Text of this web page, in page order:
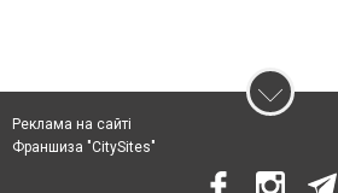
Реклама на сайті
Франшиза "CitySites"